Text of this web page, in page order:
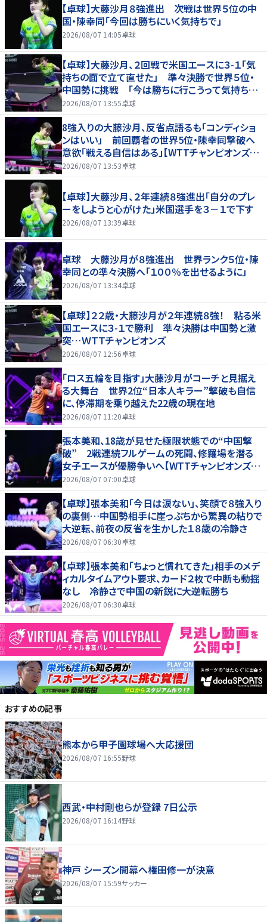
【卓球】大藤沙月８強進出 次戦は世界５位の中
国・陳幸同「今回は勝ちにいく気持ちで」
2026/08/07 14:05卓球
【卓球】大藤沙月、２回戦で米国エースに３-１「気
持ちの面で立て直せた」 準々決勝で世界５位・
中国勢に挑戦 「今は勝ちに行こうって気持ちが
強い」…ＷＴＴチャンピオンズ横浜
2026/08/07 13:55卓球
8強入りの大藤沙月、反省点語るも「コンディショ
ンはいい」 前回覇者の世界5位・陳幸同撃破へ
意欲「戦える自信はある」【WTTチャンピオンズ横
浜2026】
2026/08/07 13:53卓球
【卓球】大藤沙月、２年連続８強進出「自分のプレ
ーをしようと心がけた」米国選手を３－１で下す
2026/08/07 13:39卓球
卓球 大藤沙月が８強進出 世界ランク５位・陳
幸同との準々決勝へ「１００％を出せるように」
2026/08/07 13:34卓球
【卓球】２２歳・大藤沙月が２年連続８強！ 粘る米
国エースに３-１で勝利 準々決勝は中国勢と激
突…ＷＴＴチャンピオンズ
2026/08/07 12:56卓球
「ロス五輪を目指す」大藤沙月がコーチと見据え
る大舞台 世界2位“日本人キラー”撃破も自信
に、停滞期を乗り越えた22歳の現在地
2026/08/07 11:20卓球
張本美和、18歳が見せた極限状態での“中国撃
破” 2戦連続フルゲームの死闘、修羅場を潜る
女子エースが優勝争いへ【WTTチャンピオンズ横
浜2026】
2026/08/07 07:00卓球
【卓球】張本美和「今日は涙ない」、笑顔で８強入り
の裏側…中国勢相手に崖っぷちから驚異の粘りで
大逆転、前夜の反省を生かした１８歳の冷静さ
2026/08/07 06:30卓球
【卓球】張本美和「ちょっと慣れてきた」相手のメデ
ィカルタイムアウト要求、カード２枚で中断も動揺
なし 冷静さで中国の新鋭に大逆転勝ち
2026/08/07 06:30卓球
おすすめの記事
熊本から甲子園球場へ大応援団
2026/08/07 16:55野球
西武・中村剛也らが登録 7日公示
2026/08/07 16:14野球
神戸 シーズン開幕へ権田修一が決意
2026/08/07 15:59サッカー